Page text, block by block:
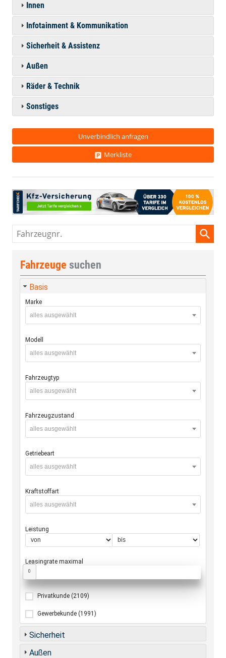
Innen
Infotainment & Kommunikation
Sicherheit & Assistenz
Außen
Räder & Technik
Sonstiges
Unverbindlich anfragen
Merkliste
Fahrzeugnr.
Fahrzeuge suchen
Basis
Marke
alles ausgewählt
Modell
alles ausgewählt
Fahrzeugtyp
alles ausgewählt
Fahrzeugzustand
alles ausgewählt
Getriebeart
alles ausgewählt
Kraftstoffart
alles ausgewählt
Leistung
Leasingrate maximal
0
Privatkunde (2109)
Gewerbekunde (1991)
Sicherheit
Außen